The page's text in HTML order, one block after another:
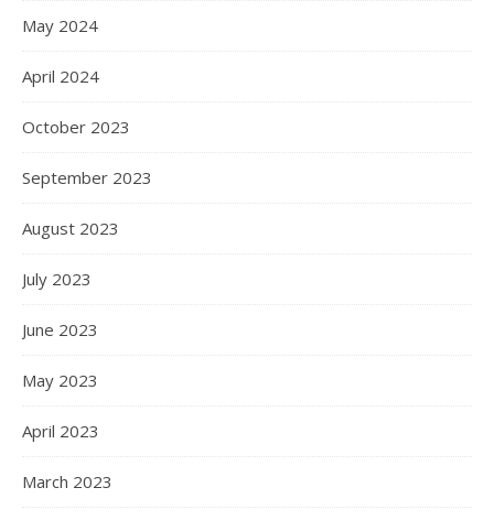
May 2024
April 2024
October 2023
September 2023
August 2023
July 2023
June 2023
May 2023
April 2023
March 2023